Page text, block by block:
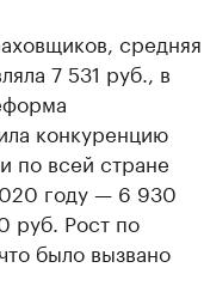
средняя
7 531 руб., в
конкуренцию
по всей стране
году — 6 930
руб. Рост по
было вызвано